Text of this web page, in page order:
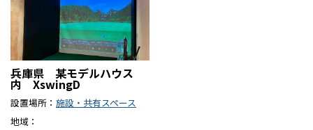
兵庫県 某モデルハウス
内 XswingD
設置場所
施設・共有スペース
地域